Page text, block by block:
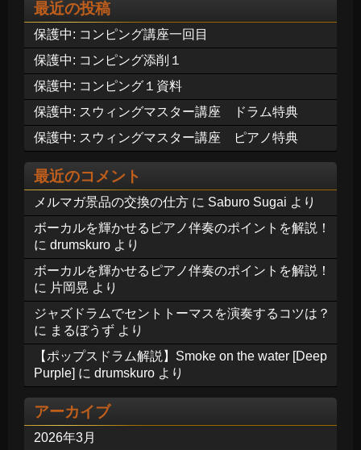
最近の投稿
保護中: コンピング講座一回目
保護中: コンピング添削１
保護中: コンピング１資料
保護中: スウィングマスター講座 ドラム特典
保護中: スウィングマスター講座 ピアノ特典
最近のコメント
メルマガ景品の交換の仕方 に Saburo Sugai より
ボーカルを輝かせるピアノ伴奏のポイントを解説！
に drumskuro より
ボーカルを輝かせるピアノ伴奏のポイントを解説！
に 片岡晃 より
ジャズドラムでセントトーマスを演奏するコツは？
に まるぼうず より
【ポップスドラム解説】Smoke on the water [Deep
Purple] に drumskuro より
アーカイブ
2026年3月